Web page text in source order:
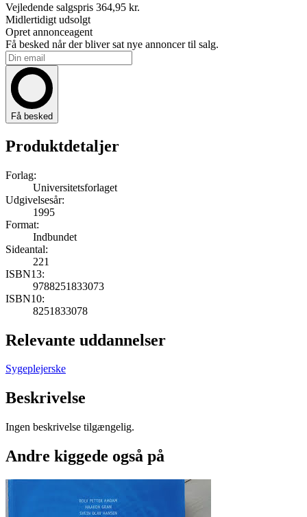
Vejledende salgspris 364,95 kr.
Midlertidigt udsolgt
Opret annonceagent
Få besked når der bliver sat nye annoncer til salg.
Få besked
Produktdetaljer
Forlag:
Universitetsforlaget
Udgivelsesår:
1995
Format:
Indbundet
Sideantal:
221
ISBN13:
9788251833073
ISBN10:
8251833078
Relevante uddannelser
Sygeplejerske
Beskrivelse
Ingen beskrivelse tilgængelig.
Andre kiggede også på